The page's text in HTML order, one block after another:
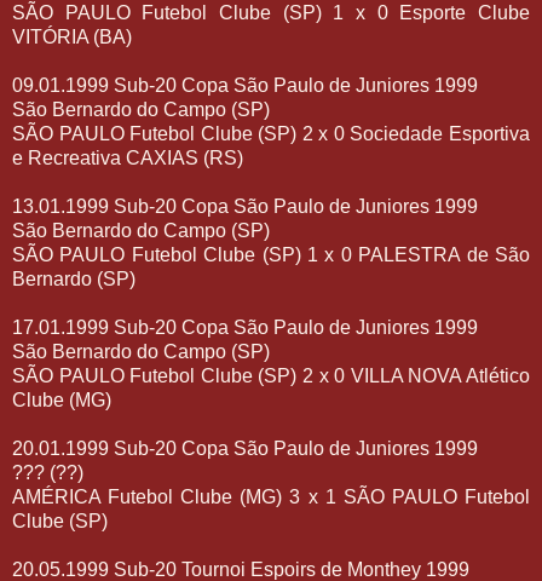
SÃO PAULO Futebol Clube (SP) 1 x 0 Esporte Clube
VITÓRIA (BA)
09.01.1999 Sub-20 Copa São Paulo de Juniores 1999
São Bernardo do Campo (SP)
SÃO PAULO Futebol Clube (SP) 2 x 0 Sociedade Esportiva
e Recreativa CAXIAS (RS)
13.01.1999 Sub-20 Copa São Paulo de Juniores 1999
São Bernardo do Campo (SP)
SÃO PAULO Futebol Clube (SP) 1 x 0 PALESTRA de São
Bernardo (SP)
17.01.1999 Sub-20 Copa São Paulo de Juniores 1999
São Bernardo do Campo (SP)
SÃO PAULO Futebol Clube (SP) 2 x 0 VILLA NOVA Atlético
Clube (MG)
20.01.1999 Sub-20 Copa São Paulo de Juniores 1999
??? (??)
AMÉRICA Futebol Clube (MG) 3 x 1 SÃO PAULO Futebol
Clube (SP)
20.05.1999 Sub-20 Tournoi Espoirs de Monthey 1999